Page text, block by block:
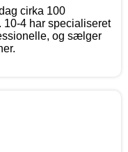
cirka 100
4 har specialiseret
og sælger